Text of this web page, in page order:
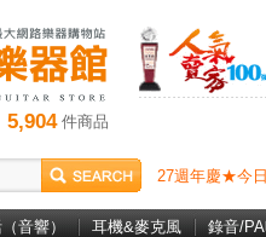
5,904件商品
27週年慶★今
音響） 耳機&麥克風 錄音/